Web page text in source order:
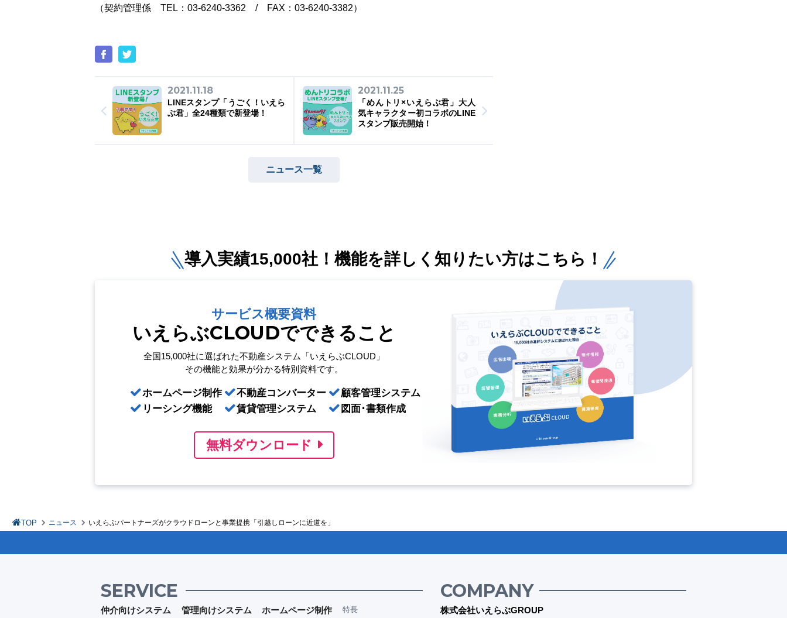
（契約管理係 TEL：03-6240-3362 / FAX：03-6240-3382）
2021.11.18
LINEスタンプ「うごく！いえら
ぶ君」全24種類で新登場！
2021.11.25
「めんトリ×いえらぶ君」大人
気キャラクター初コラボのLINE
スタンプ販売開始！
ニュース一覧
導入実績15,000社！ 機能を詳しく知りたい方はこちら！
サービス概要資料
いえらぶCLOUDでできること
全国15,000社に選ばれた不動産システム「いえらぶCLOUD」
その機能と効果が分かる特別資料です。
ホームページ制作
リーシング機能
不動産コンバーター
賃貸管理システム
顧客管理システム
図面･書類作成
無料ダウンロード
TOP ニュース いえらぶパートナーズがクラウドローンと事業提携「引越しローンに近道を」
SERVICE
仲介向けシステム 管理向けシステム ホームページ制作 特長
COMPANY
株式会社いえらぶGROUP